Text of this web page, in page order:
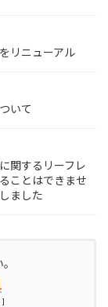
リニューアル
いて
関するリーフレ
ことはできませ
ました
]